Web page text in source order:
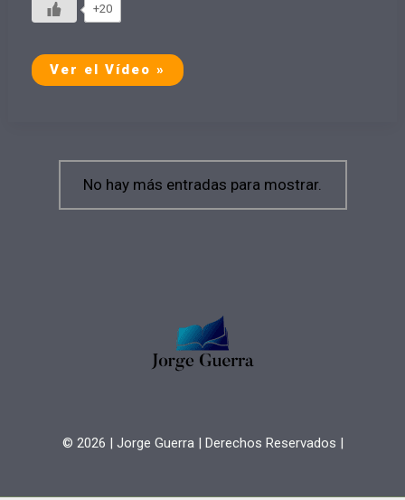
+20
Yo
Nunca
Educación
Alternativa
Desafía
Ver el Vídeo »
No hay más entradas para mostrar.
© 2026 | Jorge Guerra | Derechos Reservados |